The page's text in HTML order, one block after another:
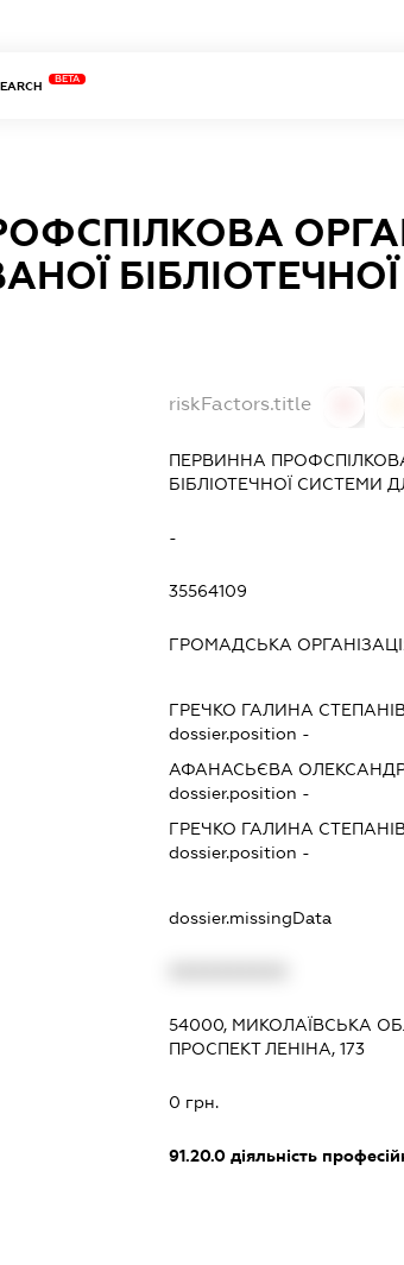
BETA
riskFactors.title
ПЕРВИННА
БІБЛІОТЕЧНОЇ СИСТЕМИ
-
35564109
ГРОМАДСЬКА
ГРЕЧКО ГАЛИНА
dossier.position -
АФАНАСЬЄВА
dossier.position -
ГРЕЧКО ГАЛИНА
dossier.position -
dossier.missingData
54000, МИКОЛАЇВСЬКА
ПРОСПЕКТ ЛЕНІНА, 173
0 грн.
91.20.0діяльність